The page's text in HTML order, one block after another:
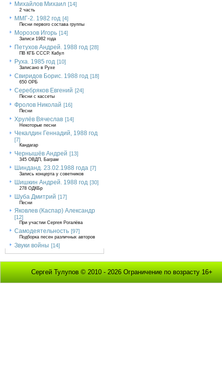
Михайлов Михаил [14]
2 часть
ММГ-2. 1982 год [4]
Песни первого состава группы
Морозов Игорь [14]
Записи 1982 года
Петухов Андрей. 1988 год [28]
ПВ КГБ СССР. Кабул
Руха. 1985 год [10]
Записано в Рухе
Свиридов Борис. 1988 год [18]
650 ОРБ
Серебряков Евгений [24]
Песни с кассеты
Фролов Николай [16]
Песни
Хрулёв Вячеслав [14]
Некоторые песни
Чекалдин Геннадий, 1988 год
[7]
Кандагар
Чернышёв Андрей [13]
345 ОВДП, Баграм
Шинданд. 23.02.1988 года [7]
Запись концерта у советников
Шишкин Андрей. 1988 год [30]
278 ОДКБр
Шуба Дмитрий [17]
Песни
Яковлев (Каспар) Александр
[12]
При участии Сергея Рогалёва
Самодеятельность [97]
Подборка песен различных авторов
Звуки войны [14]
Сергей Тулупов © 2010 - 2026 Ограничение по возрасту 16+